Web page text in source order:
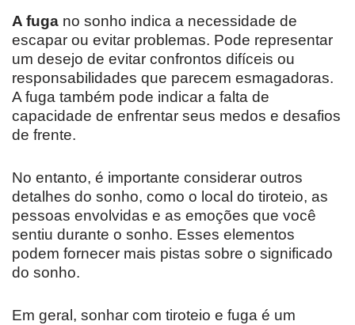
A fuga no sonho indica a necessidade de
escapar ou evitar problemas. Pode representar
um desejo de evitar confrontos difíceis ou
responsabilidades que parecem esmagadoras.
A fuga também pode indicar a falta de
capacidade de enfrentar seus medos e desafios
de frente.
No entanto, é importante considerar outros
detalhes do sonho, como o local do tiroteio, as
pessoas envolvidas e as emoções que você
sentiu durante o sonho. Esses elementos
podem fornecer mais pistas sobre o significado
do sonho.
Em geral, sonhar com tiroteio e fuga é um